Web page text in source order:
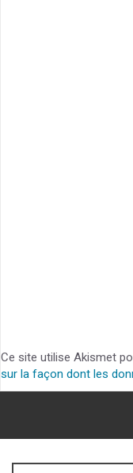
Ce site utilise Akismet
sur la façon dont les